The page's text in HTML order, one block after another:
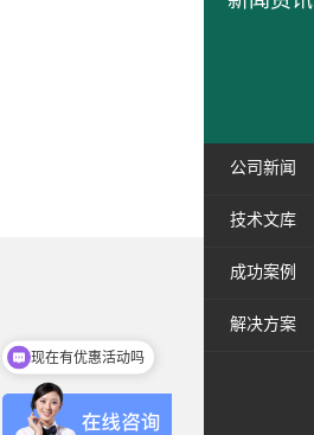
公司新闻
技术文库
成功案例
解决方案
现在有优惠活动吗